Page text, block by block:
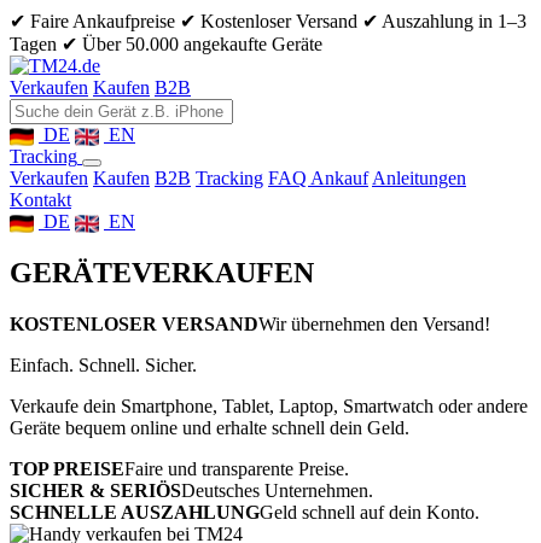
✔ Faire Ankaufpreise ✔ Kostenloser Versand ✔ Auszahlung in 1–3
Tagen ✔ Über 50.000 angekaufte Geräte
Verkaufen Kaufen B2B
DE
EN
Tracking
Verkaufen Kaufen B2B Tracking FAQ Ankauf Anleitungen
Kontakt
DE
EN
GERÄTEVERKAUFEN
KOSTENLOSER VERSANDWir übernehmen den Versand!
Einfach. Schnell. Sicher.
Verkaufe dein Smartphone, Tablet, Laptop, Smartwatch oder andere
Geräte bequem online und erhalte schnell dein Geld.
TOP PREISEFaire und transparente Preise.
SICHER & SERIÖSDeutsches Unternehmen.
SCHNELLE AUSZAHLUNGGeld schnell auf dein Konto.